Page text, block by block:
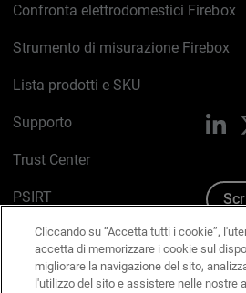
Confronta elettrodomestici Firebox
Strumento di misurazione Firebox
Lista prodotti e SKU
Supporto
Trust Center
PSIRT
Politica sui cookie
Informativa sulla privacy
Cliccando su “Accetta tutti i cookie”,
accetta di memorizzare i cookie sul
migliorare la navigazione del sito,
l'utilizzo del sito e assistere nelle nostre